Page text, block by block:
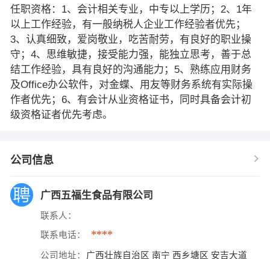
任职资格：1、会计相关专业，中专以上学历；2、1年
以上工作经验，有一般纳税人企业工作经验者优先；
3、认真细致，爱岗敬业，吃苦耐劳，有良好的职业操
守；4、思维敏捷，接受能力强，能独立思考，善于总
结工作经验，具有良好的沟通能力；5、熟练应用财务
及Office办公软件，对金蝶、用友等财务系统有实际操
作者优先；6、有会计从业资格证书，同时具备会计初
级资格证者优先考虑。
公司信息
广西五福生食品有限公司
联系人：
联系电话： ****
公司地址：
广西壮族自治区 南宁 西乡塘区 安吉大道